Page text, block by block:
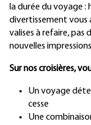
la durée du voyage
divertissement vous
valises à refaire,
nouvelles
Sur nos croisières,
Un voyage
cesse
Une